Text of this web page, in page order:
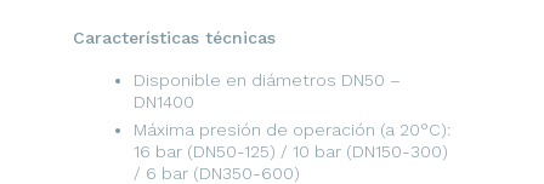
Características técnicas
Disponible en diámetros DN50 –
DN1400
Máxima presión de operación (a 20°C):
16 bar (DN50-125) / 10 bar (DN150-300)
/ 6 bar (DN350-600)